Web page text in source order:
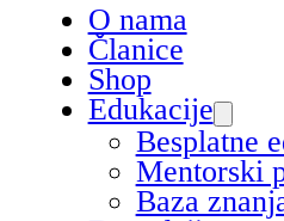
O nama
Članice
Shop
Edukacije
Besplatne
Mentorski
Baza